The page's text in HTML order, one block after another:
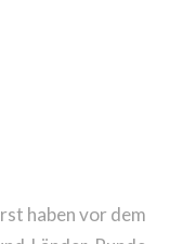
haben vor dem